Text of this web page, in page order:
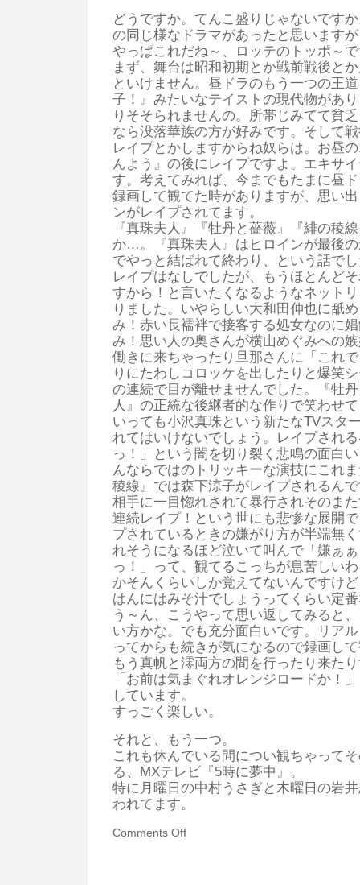
どうですか。てんこ盛りじゃないです
の同じ様なドラマがあったと思います
やっぱこれだね～、ロッテのトッポ～
まず、舞台は昭和初期とか戦前戦後と
といけません。昼ドラのもう一つの王
子！』みたいなテイストの現代物があ
りそそられませんの。所帯じみてて貧
なら没落華族の方が好みです。そして
レイプとかしますからね奴らは。お昼
んよう』の後にレイプですよ。エキサ
す。考えてみれば、今までもたまに昼
録画して観てた時がありますが、思い
ンがレイプされてます。
『真珠夫人』『牡丹と薔薇』『緋の稜
か…。『真珠夫人』はヒロインが最後
でやっと結ばれて終わり、という話で
レイプはなしでしたが、もうほとんど
すから！と言いたくなるようなネット
りました。いやらしい大和田伸也に舐
み！赤い長襦袢で接客する処女なのに
み！思い人の奥さんが横山めぐみへの
働きに来ちゃったり旦那さんに「これ
りにたわしコロッケを出したりと爆笑
の連続で目が離せませんでした。『牡
人』の正統な後継者的な作りで笑わせ
いっても小沢真珠という新たなTVスタ
れてはいけないでしょう。レイプされ
っ！」という闇を切り裂く悲鳴の面白
んならではのトリッキーな演技にこれ
稜線』では森下涼子がレイプされるん
相手に一目惚れされて暴行されそのま
連続レイプ！という世にも悲惨な展開
プされているときの嫌がり方が半端無
れそうになるほど泣いて叫んで「嫌ぁ
っ！」って、観てるこっちが息苦しい
かそんくらいしか覚えてないんですけ
はんにはみそ汁でしょうってくらい定
う～ん、こうやって思い返してみると
い方かな。でも充分面白いです。リア
ってからも続きが気になるので録画し
もう真帆と澪両方の間を行ったり来た
「お前は気まぐれオレンジロードか！
しています。
すっごく楽しい。
それと、もう一つ。
これも休んでいる間につい観ちゃって
る、MXテレビ『5時に夢中』。
特に月曜日の中村うさぎと木曜日の岩
われてます。
Comments Off